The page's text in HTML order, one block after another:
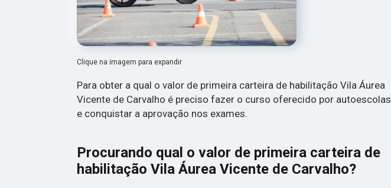
Clique na imagem para expandir
Para obter a qual o valor de primeira carteira de habilitação Vila Áurea
Vicente de Carvalho é preciso fazer o curso oferecido por autoescolas
e conquistar a aprovação nos exames.
Procurando qual o valor de primeira carteira de
habilitação Vila Áurea Vicente de Carvalho?